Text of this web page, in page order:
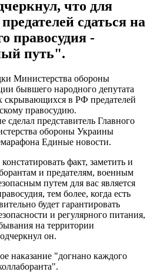
что для
сдаться на
правосудия -
путь".
Министерства обороны
бывшего народного депутата
скрывающихся в РФ предателей
правосудию.
сделал представитель Главного
обороны Украины
Единые новости.
факт, заметить и
и предателям, военным
путем для вас является
тем более, когда есть
будет гарантировать
и регулярного питания,
на территории
он.
наказание "догнано каждого